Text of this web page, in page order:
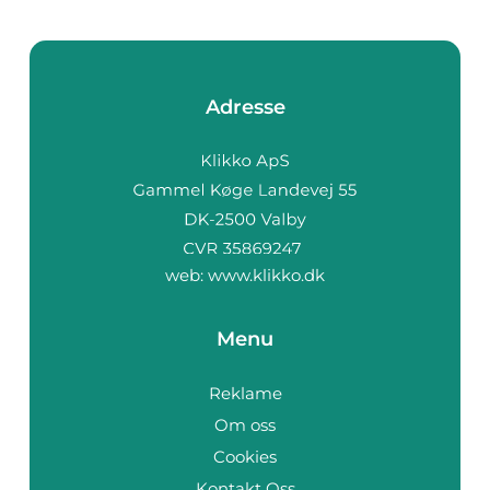
Adresse
web: www.klikko.dk
Menu
Reklame
Om oss
Cookies